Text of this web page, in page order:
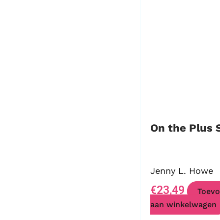
On the Plus
Jenny L. Howe
€23,49
aan winkelwagen